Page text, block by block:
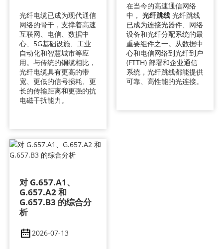
光纤电缆已成为现代通信
网络的骨干，支撑着高速
互联网、电信、数据中
心、5G基础设施、工业
自动化和智慧城市等应
用。与传统的铜缆相比，
光纤电缆具有更高的带
宽、更低的信号损耗、更
长的传输距离和更强的抗
电磁干扰能力。
在当今的高速通信网络
中， 光纤跳线光纤跳线
已成为连接光器件、网络
设备和光纤分配系统的最
重要组件之一。从数据中
心和电信网络到光纤到户
(FTTH) 部署和企业通信
系统，光纤跳线都能提供
可靠、高性能的光连接。
对 G.657.A1、
G.657.A2 和
G.657.B3 的综合分
析
2026-07-13